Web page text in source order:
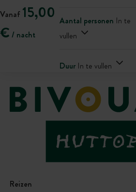
Vanaf 15,00
€ / nacht
Aantal personen In te
vullen
Duur In te vullen
Reizen